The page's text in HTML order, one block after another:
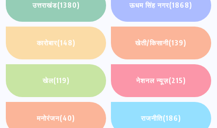
उत्तराखंड(1380) ऊधम सिंह नगर(1868)
कारोबार(148) खेती/किसानी(139)
खेल(119) नेशनल न्यूज़(215)
मनोरंजन(40) राजनीति(186)